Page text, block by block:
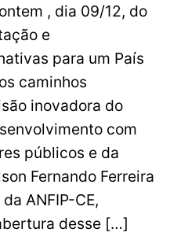
, dia 09/12, do
e
para um País
caminhos
inovadora do
com
públicos e da
Fernando Ferreira
ANFIP-CE,
desse […]